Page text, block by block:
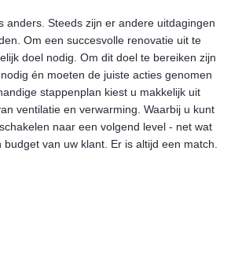
anders. Steeds zijn er andere uitdagingen
Om een succesvolle renovatie uit te
doel nodig. Om dit doel te bereiken zijn
én moeten de juiste acties genomen
stappenplan kiest u makkelijk uit
ventilatie en verwarming. Waarbij u kunt
naar een volgend level - net wat
budget van uw klant. Er is altijd een match.